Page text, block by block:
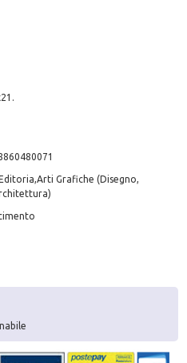
Grafiche (Disegno,